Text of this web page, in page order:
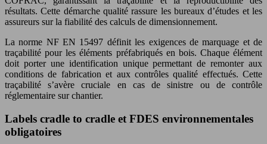
résultats. Cette démarche qualité rassure les bureaux d’études et les
assureurs sur la fiabilité des calculs de dimensionnement.
La norme NF EN 15497 définit les exigences de marquage et de
traçabilité pour les éléments préfabriqués en bois. Chaque élément
doit porter une identification unique permettant de remonter aux
conditions de fabrication et aux contrôles qualité effectués. Cette
traçabilité s’avère cruciale en cas de sinistre ou de contrôle
réglementaire sur chantier.
Labels cradle to cradle et FDES environnementales
obligatoires